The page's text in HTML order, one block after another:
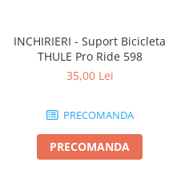
INCHIRIERI - Suport Bicicleta
THULE Pro Ride 598
35,00 Lei
PRECOMANDA
PRECOMANDA